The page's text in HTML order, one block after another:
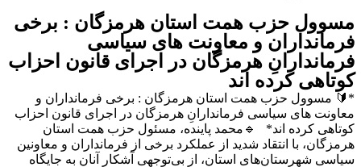
مسوول حزب همت استان هرمزگان : برخی
فرمانداران و معاونت های سیاسی
فرماندارانِ هرمزگان در اجرای قانون احزاب
کوتاهی کرده اند
*🔰 مسوول حزب همت استان هرمزگان : برخی فرمانداران و
معاونت های سیاسی فرماندارانِ هرمزگان در اجرای قانون احزاب
کوتاهی کرده اند* 🔹محمد پاینده، مسئول حزب همت استان
هرمزگان، با انتقاد شدید از عملکرد برخی از فرمانداران و معاونین
سیاسی شهرستان‌های استان، از بی‌توجهی آشکار آنان به جایگاه